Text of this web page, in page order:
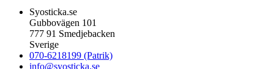
Syosticka.se
Gubbovägen 101
777 91 Smedjebacken
Sverige
070-6218199 (Patrik)
info@syosticka.se